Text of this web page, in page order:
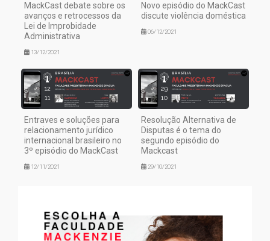
MackCast debate sobre os
avanços e retrocessos da
Lei de Improbidade
Administrativa
13/12/2021
Novo episódio do MackCast
discute violência doméstica
06/12/2021
Entraves e soluções para
relacionamento jurídico
internacional brasileiro no
3º episódio do MackCast
12/11/2021
Resolução Alternativa de
Disputas é o tema do
segundo episódio do
Mackcast
29/10/2021